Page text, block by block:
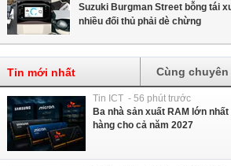
Suzuki Burgman Street bỗng tái
nhiều đối thủ phải dè chừng
Tin mới nhất Cùng chuyên
Tin ICT - 56 phút trước
Ba nhà sản xuất RAM lớn
hàng cho cả năm 2027